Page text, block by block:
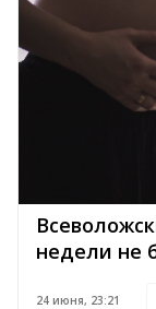
недели не
24 июня, 23:21